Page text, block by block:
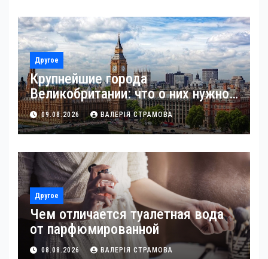
Другое
Крупнейшие города
Великобритании: что о них нужно
знать
09.08.2026 ВАЛЕРІЯ СТРАМОВА
Другое
Чем отличается туалетная вода
от парфюмированной
08.08.2026 ВАЛЕРІЯ СТРАМОВА